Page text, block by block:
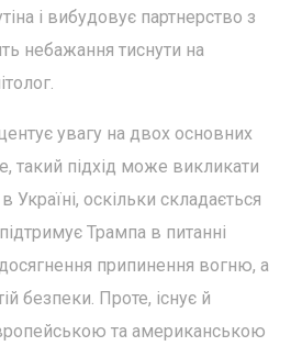
і вибудовує партнерство з
небажання тиснути на
увагу на двох основних
такий підхід може викликати
оскільки складається
Трампа в питанні
припинення вогню, а
безпеки. Проте, існує й
та американською